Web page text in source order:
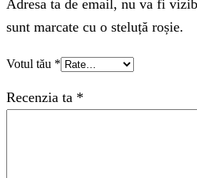
Adresa ta de email, nu va fi
sunt marcate cu o steluță roșie.
Votul tău *
Recenzia ta *